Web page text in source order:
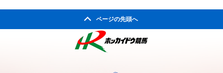
2009年03月
2005年08月
2005年07月
ページの先頭へ